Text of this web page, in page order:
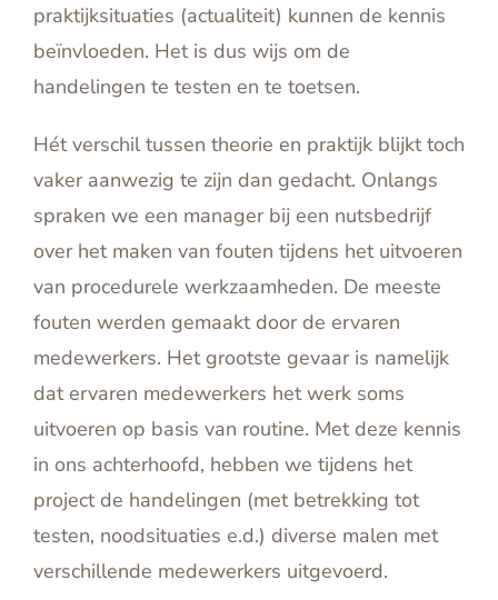
praktijksituaties (actualiteit) kunnen de kennis
beïnvloeden. Het is dus wijs om de
handelingen te testen en te toetsen.
Hét verschil tussen theorie en praktijk blijkt toch
vaker aanwezig te zijn dan gedacht. Onlangs
spraken we een manager bij een nutsbedrijf
over het maken van fouten tijdens het uitvoeren
van procedurele werkzaamheden. De meeste
fouten werden gemaakt door de ervaren
medewerkers. Het grootste gevaar is namelijk
dat ervaren medewerkers het werk soms
uitvoeren op basis van routine. Met deze kennis
in ons achterhoofd, hebben we tijdens het
project de handelingen (met betrekking tot
testen, noodsituaties e.d.) diverse malen met
verschillende medewerkers uitgevoerd.